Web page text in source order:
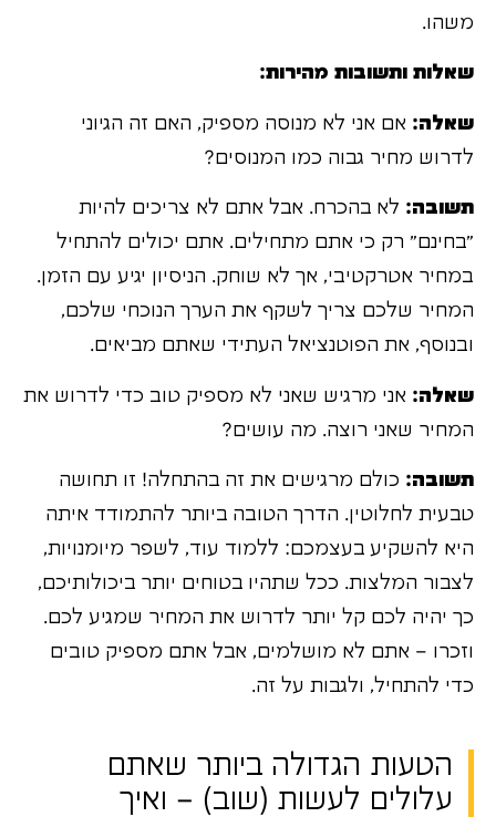
משהו.
שאלות ותשובות מהירות:
שאלה: אם אני לא מנוסה מספיק, האם זה הגיוני
לדרוש מחיר גבוה כמו המנוסים?
תשובה: לא בהכרח. אבל אתם לא צריכים להיות
"בחינם" רק כי אתם מתחילים. אתם יכולים להתחיל
במחיר אטרקטיבי, אך לא שוחק. הניסיון יגיע עם הזמן.
המחיר שלכם צריך לשקף את הערך הנוכחי שלכם,
ובנוסף, את הפוטנציאל העתידי שאתם מביאים.
שאלה: אני מרגיש שאני לא מספיק טוב כדי לדרוש את
המחיר שאני רוצה. מה עושים?
תשובה: כולם מרגישים את זה בהתחלה! זו תחושה
טבעית לחלוטין. הדרך הטובה ביותר להתמודד איתה
היא להשקיע בעצמכם: ללמוד עוד, לשפר מיומנויות,
לצבור המלצות. ככל שתהיו בטוחים יותר ביכולותיכם,
כך יהיה לכם קל יותר לדרוש את המחיר שמגיע לכם.
וזכרו – אתם לא מושלמים, אבל אתם מספיק טובים
כדי להתחיל, ולגבות על זה.
הטעות הגדולה ביותר שאתם
עלולים לעשות (שוב) – ואיך